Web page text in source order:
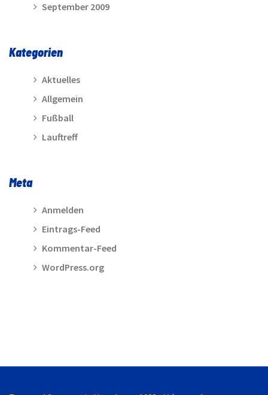
September 2009
Kategorien
Aktuelles
Allgemein
Fußball
Lauftreff
Meta
Anmelden
Eintrags-Feed
Kommentar-Feed
WordPress.org